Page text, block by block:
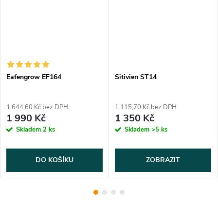
Eafengrow EF164
1 644,60 Kč bez DPH
1 990 Kč
Skladem 2 ks
DO KOŠÍKU
Sitivien ST14
1 115,70 Kč bez DPH
1 350 Kč
Skladem >5 ks
ZOBRAZIT